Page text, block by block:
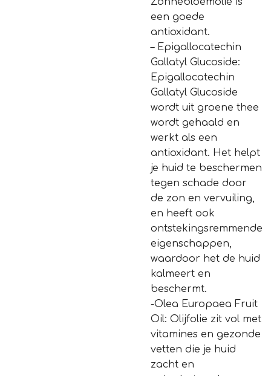
een goede
antioxidant.
– Epigallocatechin
Gallatyl Glucoside:
Epigallocatechin
Gallatyl Glucoside
wordt uit groene thee
wordt gehaald en
werkt als een
antioxidant. Het helpt
je huid te beschermen
tegen schade door
de zon en vervuiling,
en heeft ook
ontstekingsremmende
eigenschappen,
waardoor het de huid
kalmeert en
beschermt.
-Olea Europaea Fruit
Oil: Olijfolie zit vol met
vitamines en gezonde
vetten die je huid
zacht en